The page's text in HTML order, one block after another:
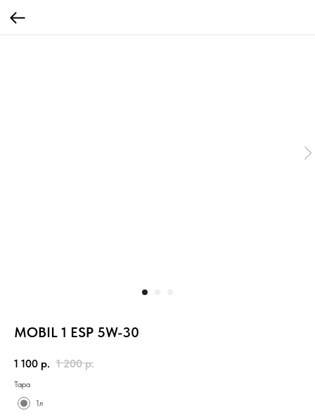
MOBIL 1 ESP 5W-30
1 100 р. 1 200 р.
Тара
1л